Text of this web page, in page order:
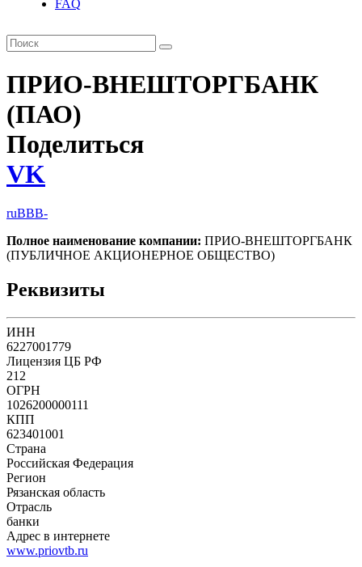
FAQ
ПРИО-ВНЕШТОРГБАНК
(ПАО)
Поделиться
VK
ruBBB-
Полное наименование компании: ПРИО-ВНЕШТОРГБАНК
(ПУБЛИЧНОЕ АКЦИОНЕРНОЕ ОБЩЕСТВО)
Реквизиты
ИНН
6227001779
Лицензия ЦБ РФ
212
ОГРН
1026200000111
КПП
623401001
Страна
Российская Федерация
Регион
Рязанская область
Отрасль
банки
Адрес в интернете
www.priovtb.ru